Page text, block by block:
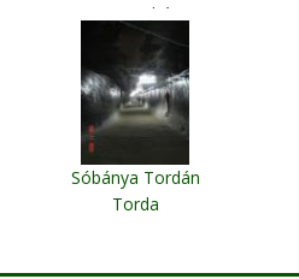
Szentegyháza
Sóbánya Tordán
Torda